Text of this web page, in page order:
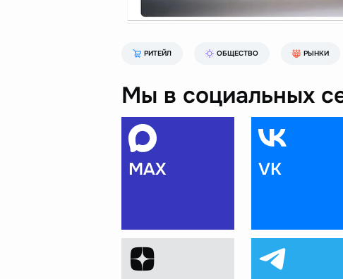
РИТЕЙЛ ОБЩЕСТВО РЫНКИ
Мы в социальных
MAX VK